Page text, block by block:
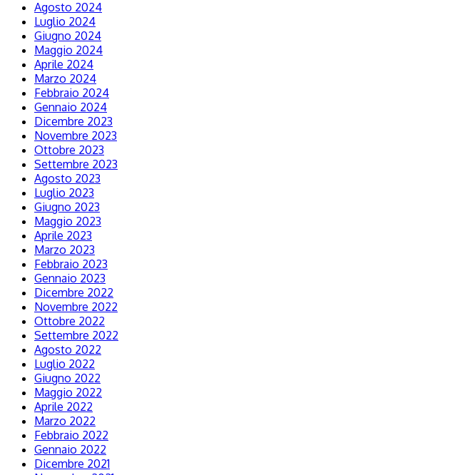
Agosto 2024
Luglio 2024
Giugno 2024
Maggio 2024
Aprile 2024
Marzo 2024
Febbraio 2024
Gennaio 2024
Dicembre 2023
Novembre 2023
Ottobre 2023
Settembre 2023
Agosto 2023
Luglio 2023
Giugno 2023
Maggio 2023
Aprile 2023
Marzo 2023
Febbraio 2023
Gennaio 2023
Dicembre 2022
Novembre 2022
Ottobre 2022
Settembre 2022
Agosto 2022
Luglio 2022
Giugno 2022
Maggio 2022
Aprile 2022
Marzo 2022
Febbraio 2022
Gennaio 2022
Dicembre 2021